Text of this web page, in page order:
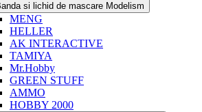
si lichid de mascare Modelism
MENG
HELLER
AK INTERACTIVE
TAMIYA
Mr.Hobby
GREEN STUFF
AMMO
HOBBY 2000